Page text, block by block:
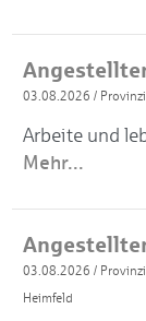
03.08.2026 /
Arbeite und
Mehr...
03.08.2026 /
Heimfeld